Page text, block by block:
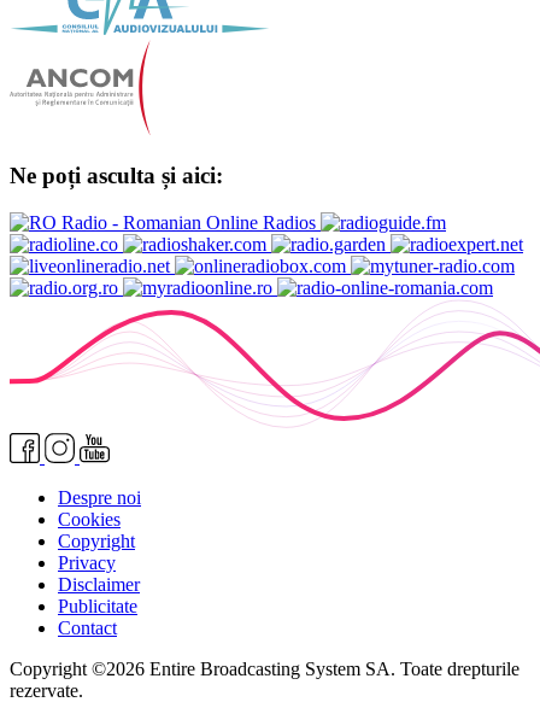
Ne poți asculta și aici:
Despre noi
Cookies
Copyright
Privacy
Disclaimer
Publicitate
Contact
Copyright ©2026 Entire Broadcasting System SA. Toate drepturile
rezervate.